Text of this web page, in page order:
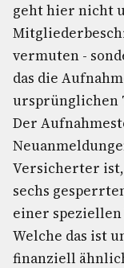
geht hier nicht
vermuten -
das die
ursprünglichen
Der
Versicherter
sechs
einer
Welche das ist
finanziell